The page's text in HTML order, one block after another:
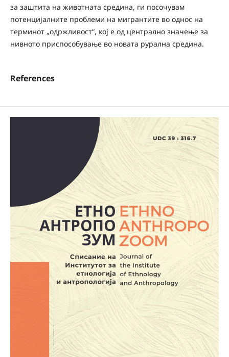
за заштита на животната средина, ги посочувам
потенцијалните проблеми на мигрантите во однос на
терминот „одржливост“, кој е од централно значење за
нивното приспособување во новата рурална средина.
References